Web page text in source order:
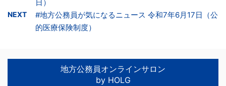
日）
NEXT
#地方公務員が気になるニュース 令和7年6月17日（公
的医療保険制度）
地方公務員オンラインサロン
by HOLG